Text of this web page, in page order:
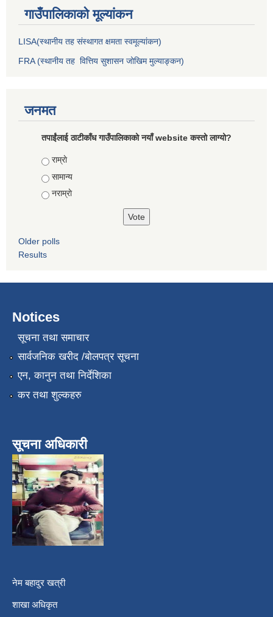
गाउँपालिकाकाे मूल्यांकन
LISA(स्थानीय तह संस्थागत क्षमता स्वमूल्यांकन)
FRA (स्थानीय तह वित्तिय सुशासन जोखिम मुल्याङ्कन)
जनमत
तपाईंलाई ठाटीकाँध गाउँपालिकाको नयाँ website कस्तो लाग्यो?
Choices
राम्राे
सामान्य
नराम्राे
Older polls
Results
Notices
सूचना तथा समाचार
सार्वजनिक खरीद /बोलपत्र सूचना
एन, कानुन तथा निर्देशिका
कर तथा शुल्कहरु
सूचना अधिकारी
नेम बहादुर खत्री
शाखा अधिकृत